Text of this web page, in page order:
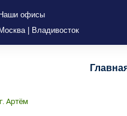
офисы
Москва | Владивосток
Артём